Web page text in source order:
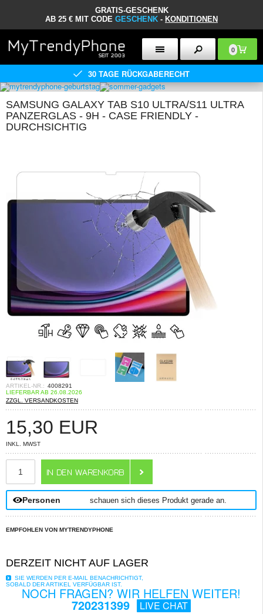
GRATIS-GESCHENK
AB 25 € MIT CODE GESCHENK - KONDITIONEN
0
30 TAGE RÜCKGABERECHT
SAMSUNG GALAXY TAB S10 ULTRA/S11 ULTRA
PANZERGLAS - 9H - CASE FRIENDLY -
DURCHSICHTIG
ARTIKEL-NR.: 4008291
LIEFERBAR AB 26.08.2026
ZZGL. VERSANDKOSTEN
15,30 EUR
INKL. MWST
Personen schauen sich dieses Produkt gerade an.
EMPFOHLEN VON MYTRENDYPHONE
DERZEIT NICHT AUF LAGER
SIE WERDEN PER E-MAIL BENACHRICHTIGT,
SOBALD DER ARTIKEL VERFÜGBAR IST.
NOCH FRAGEN? WIR HELFEN WEITER!
720231399 LIVE CHAT